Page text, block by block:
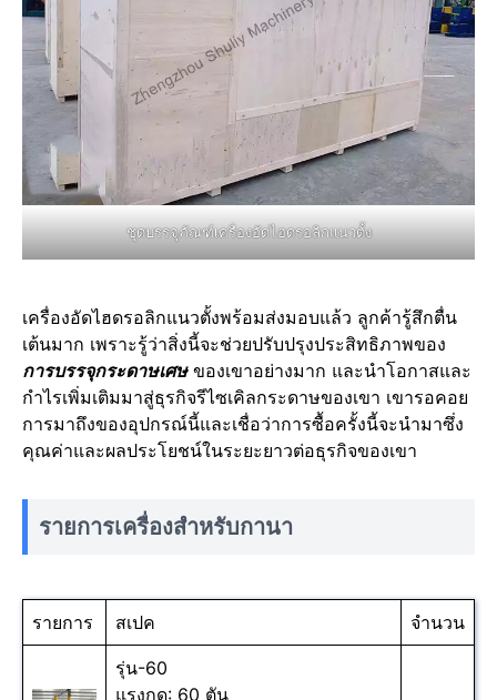
ชุดบรรจุภัณฑ์เครื่องอัดไฮดรอลิกแนวตั้ง
เครื่องอัดไฮดรอลิกแนวตั้งพร้อมส่งมอบแล้ว ลูกค้ารู้สึกตื่น
เต้นมาก เพราะรู้ว่าสิ่งนี้จะช่วยปรับปรุงประสิทธิภาพของ
การบรรจุกระดาษเศษของเขาอย่างมาก และนำโอกาสและ
กำไรเพิ่มเติมมาสู่ธุรกิจรีไซเคิลกระดาษของเขา เขารอคอย
การมาถึงของอุปกรณ์นี้และเชื่อว่าการซื้อครั้งนี้จะนำมาซึ่ง
คุณค่าและผลประโยชน์ในระยะยาวต่อธุรกิจของเขา
รายการเครื่องสำหรับกานา
รายการ สเปค จำนวน
รุ่น-60
แรงกด: 60 ตัน